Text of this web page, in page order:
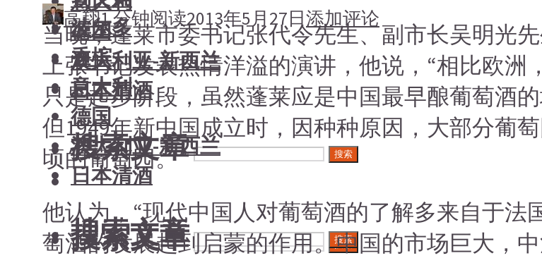
德国
澳大利亚-新西兰
日本清酒
搜索文章 搜索
搜索文章 搜索
波尔多
香槟
意大利
德国
澳大利亚-新西兰
日本清酒
搜索文章 搜索
高翔1 分钟阅读2013年5月27日添加评论
当晚，蓬莱市委书记张代令先生、副市长吴明光
上张书记发表热情洋溢的演讲，他说，“相比欧洲
只是起步阶段，虽然蓬莱应是中国最早酿葡萄酒
但1949年新中国成立时，因种种原因，大部分葡
顷的葡萄园。”
他认为，“现代中国人对葡萄酒的了解多来自于法
萄酒的发展起到启蒙的作用。中国的市场巨大，